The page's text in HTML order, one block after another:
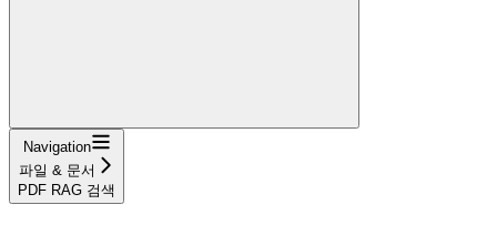
Navigation
파일 & 문서
PDF RAG 검색